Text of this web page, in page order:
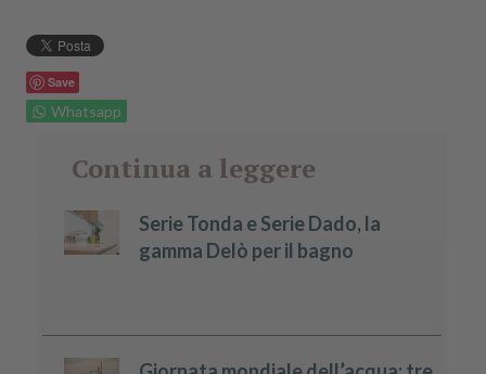
Save
Whatsapp
Continua a leggere
Serie Tonda e Serie Dado, la
gamma Delò per il bagno